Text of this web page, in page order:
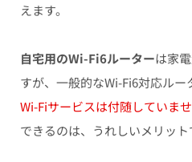
えます。
自宅用のWi-Fi6ルーターは家
すが、一般的なWi-Fi6対応ルー
Wi-Fiサービスは付随していませ
できるのは、うれしいメリット